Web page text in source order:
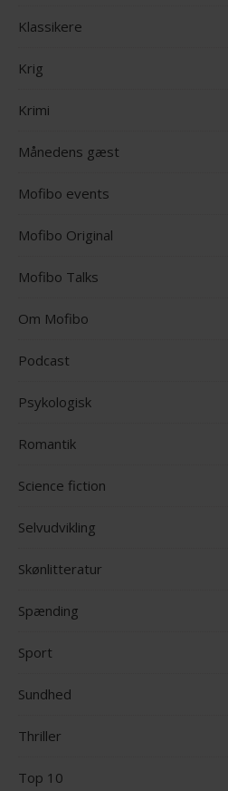
Klassikere
Krig
Krimi
Månedens gæst
Mofibo events
Mofibo Original
Mofibo Talks
Om Mofibo
Podcast
Psykologisk
Romantik
Science fiction
Selvudvikling
Skønlitteratur
Spænding
Sport
Sundhed
Thriller
Top 10